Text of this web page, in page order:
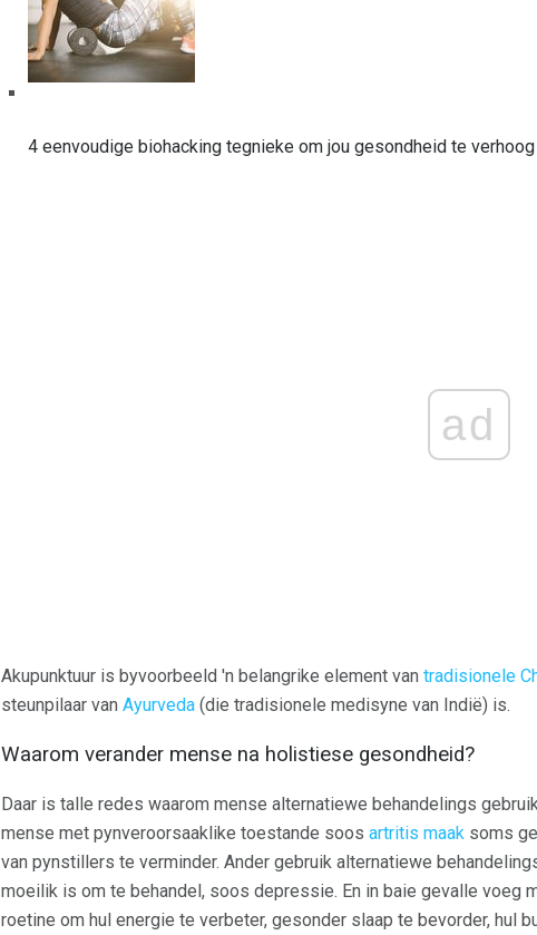
4 eenvoudige biohacking tegnieke om jou gesondheid te verhoog
ad
Akupunktuur is byvoorbeeld 'n belangrike element van tradisionele
steunpilaar van Ayurveda (die tradisionele medisyne van Indië) is.
Waarom verander mense na holistiese gesondheid?
Daar is talle redes waarom mense alternatiewe behandelings
mense met pynveroorsaaklike toestande soos artritis maak soms
van pynstillers te verminder. Ander gebruik alternatiewe
moeilik is om te behandel, soos depressie. En in baie gevalle voeg
roetine om hul energie te verbeter, gesonder slaap te bevorder, hul